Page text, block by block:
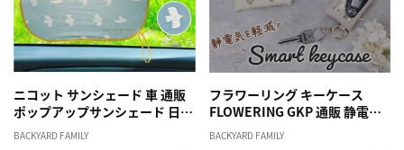
ニコット サンシェード 車 通販
ポップアップサンシェード 日よ
け 日除け 車用 設置簡単 動物 ア
BACKYARD FAMILY
フラワーリング キーケース
FLOWERING GKP 通販 静電気
軽減 スマートキーポーチ キー
BACKYARD FAMILY